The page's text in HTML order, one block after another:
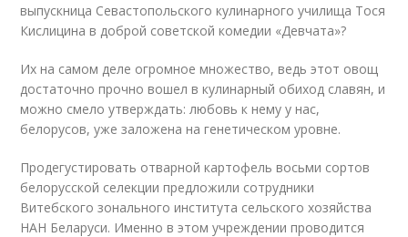
выпускница Севастопольского кулинарного училища Тося
Кислицина в доброй советской комедии «Девчата»?
Их на самом деле огромное множество, ведь этот овощ
достаточно прочно вошел в кулинарный обиход славян, и
можно смело утверждать: любовь к нему у нас,
белорусов, уже заложена на генетическом уровне.
Продегустировать отварной картофель восьми сортов
белорусской селекции предложили сотрудники
Витебского зонального института сельского хозяйства
НАН Беларуси. Именно в этом учреждении проводится